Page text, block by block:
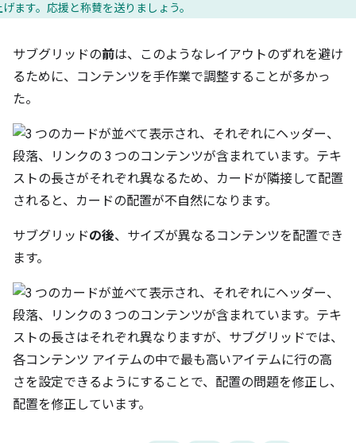
ます。応援と称賛を送りましょう。
サブグリッドの前は、このようなレイアウトのずれを避け
るために、コンテンツを手作業で調整することが多かっ
た。
サブグリッドの後、サイズが異なるコンテンツを配置でき
ます。